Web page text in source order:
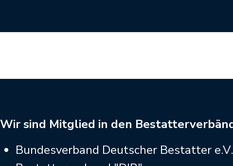
Wir sind Mitglied in den
Bundesverband Deutscher Bestatter